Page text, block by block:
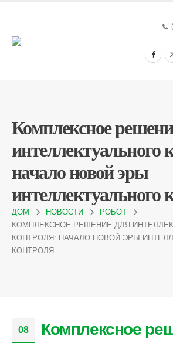
Комплексное
интеллектуального
начало новой эры
интеллектуального
ДОМ НОВОСТИ
РОБОТ
КОМПЛЕКСНОЕ РЕШЕНИЕ ДЛЯ
КОНТРОЛЯ: НАЧАЛО НОВОЙ ЭРЫ
КОНТРОЛЯ
08
Комплексное